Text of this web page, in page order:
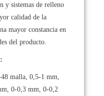
y sistemas de relleno
calidad de la
mayor constancia en
del producto.
malla, 0,5-1 mm,
0-0,3 mm, 0-0,2